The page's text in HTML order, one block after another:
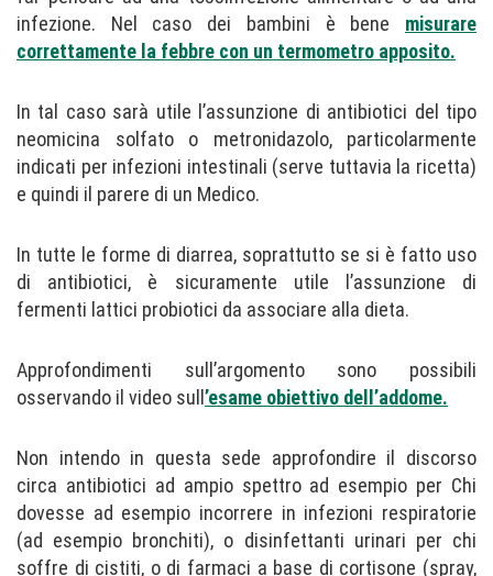
infezione. Nel caso dei bambini è bene misurare
correttamente la febbre con un termometro apposito.
In tal caso sarà utile l’assunzione di antibiotici del tipo
neomicina solfato o metronidazolo, particolarmente
indicati per infezioni intestinali (serve tuttavia la ricetta)
e quindi il parere di un Medico.
In tutte le forme di diarrea, soprattutto se si è fatto uso
di antibiotici, è sicuramente utile l’assunzione di
fermenti lattici probiotici da associare alla dieta.
Approfondimenti sull’argomento sono possibili
osservando il video sull ’esame obiettivo dell’addome.
Non intendo in questa sede approfondire il discorso
circa antibiotici ad ampio spettro ad esempio per Chi
dovesse ad esempio incorrere in infezioni respiratorie
(ad esempio bronchiti), o disinfettanti urinari per chi
soffre di cistiti, o di farmaci a base di cortisone (spray,